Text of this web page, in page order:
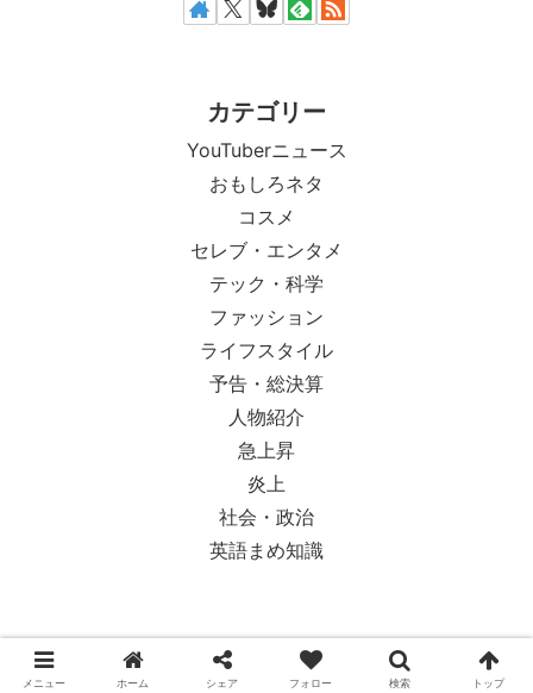
カテゴリー
YouTuberニュース
おもしろネタ
コスメ
セレブ・エンタメ
テック・科学
ファッション
ライフスタイル
予告・総決算
人物紹介
急上昇
炎上
社会・政治
英語まめ知識
© 2018-2026 Ypsilon Magazine.
メニュー ホーム シェア フォロー 検索 トップ